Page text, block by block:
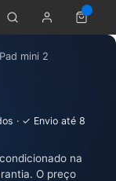
mini 2
· ✓ Envio até 8
na
O preço